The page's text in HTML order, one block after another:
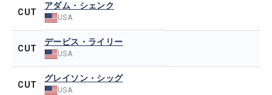
CUT
アダム・シェンク
USA
CUT
デービス・ライリー
USA
CUT
グレイソン・シッグ
USA